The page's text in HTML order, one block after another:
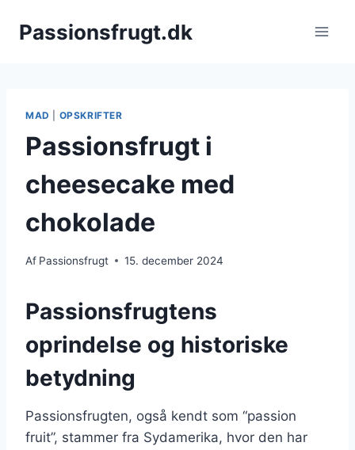
Passionsfrugt.dk
MAD OPSKRIFTER
Passionsfrugt i
cheesecake med
chokolade
Af Passionsfrugt 15. december 2024
Passionsfrugtens
oprindelse og historiske
betydning
Passionsfrugten, også kendt som “passion
fruit”, stammer fra Sydamerika, hvor den har